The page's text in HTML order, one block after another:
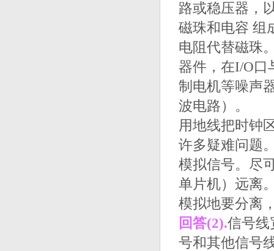
路或稳压器，
磁珠和电容 组
电阻代替磁
器件，在I/O口
制电机等噪声
波电路）。
用地线把时钟
许多疑难问题
模拟信号。尽
单片机）远离
模拟地要分离
回答(2).信号线
号和其他信号